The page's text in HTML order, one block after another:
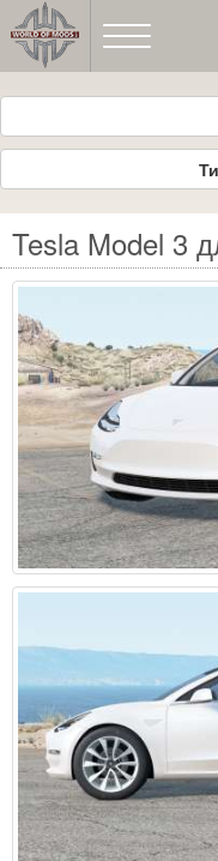
Tesla Model 3